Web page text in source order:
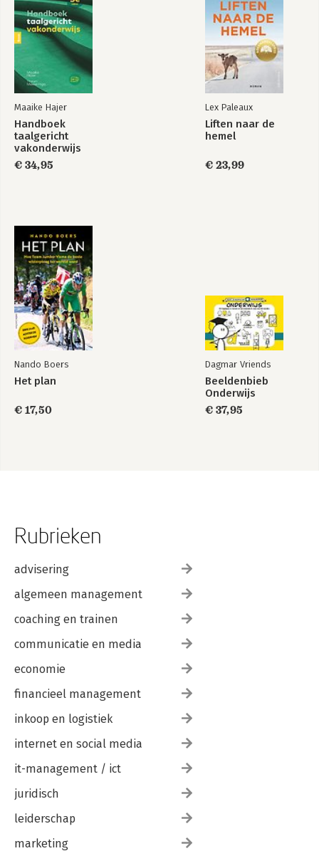
Maaike Hajer
Handboek
taalgericht
vakonderwijs
€ 34,95
Lex Paleaux
Liften naar de
hemel
€ 23,99
Nando Boers
Het plan
€ 17,50
Dagmar Vriends
Beeldenbieb
Onderwijs
€ 37,95
Rubrieken
advisering
algemeen management
coaching en trainen
communicatie en media
economie
financieel management
inkoop en logistiek
internet en social media
it-management / ict
juridisch
leiderschap
marketing